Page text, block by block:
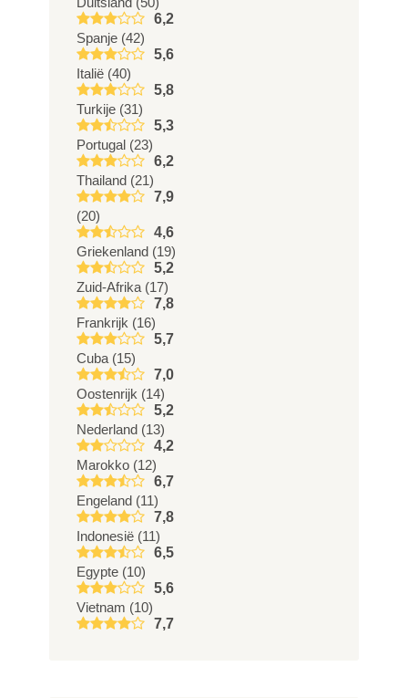
6,2
Spanje (42)
5,6
Italië (40)
5,8
Turkije (31)
5,3
Portugal (23)
6,2
Thailand (21)
7,9
(20)
4,6
Griekenland (19)
5,2
Zuid-Afrika (17)
7,8
Frankrijk (16)
5,7
Cuba (15)
7,0
Oostenrijk (14)
5,2
Nederland (13)
4,2
Marokko (12)
6,7
Engeland (11)
7,8
Indonesië (11)
6,5
Egypte (10)
5,6
Vietnam (10)
7,7